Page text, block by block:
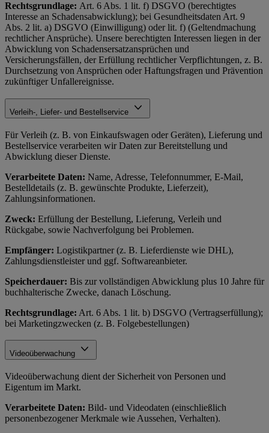
Rechtsgrundlage: Art. 6 Abs. 1 lit. f) DSGVO (berechtigtes
Interesse an Schadensabwicklung); bei Gesundheitsdaten Art. 9
Abs. 2 lit. a) DSGVO (Einwilligung) oder lit. f) (Geltendmachung
rechtlicher Ansprüche). Unsere berechtigten Interessen liegen in der
Abwicklung von Schadensersatzansprüchen und
Versicherungsfällen, der Erfüllung rechtlicher Verpflichtungen, z. B.
Durchsetzung von Ansprüchen oder Haftungsfragen und Prävention
zukünftiger Unfallereignisse.
Verleih-, Liefer- und Bestellservice
Für Verleih (z. B. von Einkaufswagen oder Geräten), Lieferung und
Bestellservice verarbeiten wir Daten zur Bereitstellung und
Abwicklung dieser Dienste.
Verarbeitete Daten: Name, Adresse, Telefonnummer, E-Mail,
Bestelldetails (z. B. gewünschte Produkte, Lieferzeit),
Zahlungsinformationen.
Zweck: Erfüllung der Bestellung, Lieferung, Verleih und
Rückgabe, sowie Nachverfolgung bei Problemen.
Empfänger: Logistikpartner (z. B. Lieferdienste wie DHL),
Zahlungsdienstleister und ggf. Softwareanbieter.
Speicherdauer: Bis zur vollständigen Abwicklung plus 10 Jahre für
buchhalterische Zwecke, danach Löschung.
Rechtsgrundlage: Art. 6 Abs. 1 lit. b) DSGVO (Vertragserfüllung);
bei Marketingzwecken (z. B. Folgebestellungen)
Videoüberwachung
Videoüberwachung dient der Sicherheit von Personen und
Eigentum im Markt.
Verarbeitete Daten: Bild- und Videodaten (einschließlich
personenbezogener Merkmale wie Aussehen, Verhalten).